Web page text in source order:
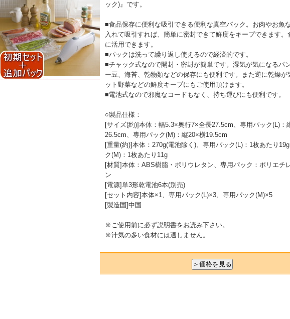
ック)』です。
■食品保存に便利な吸引できる便利な真空パック。お肉やお魚
入れて吸引すれば、簡単に密封できて鮮度をキープできます。
に活用できます。
■パックは洗って繰り返し使えるので経済的です。
■チャック式なので開封・密封が簡単です。湿気が気になるパ
ー豆、海苔、乾物類などの保存にも便利です。また逆に乾燥が
ット野菜などの鮮度キープにもご使用頂けます。
■電池式なので邪魔なコードもなく、持ち運びにも便利です。
○製品仕様：
[サイズ(約)]本体：幅5.3×奥行7×全長27.5cm、専用パック(L)：
26.5cm、専用パック(M)：縦20×横19.5cm
[重量(約)]本体：270g(電池除く)、専用パック(L)：1枚あたり
ク(M)：1枚あたり11g
[材質]本体：ABS樹脂・ポリウレタン、専用パック：ポリエチ
ン
[電源]単3形乾電池6本(別売)
[セット内容]本体×1、専用パック(L)×3、専用パック(M)×5
[製造国]中国
※ご使用前に必ず説明書をお読み下さい。
※汁気の多い食材には適しません。